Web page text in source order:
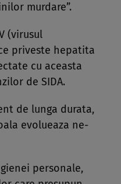
murdare”.
(virusul
priveste hepatita
cu aceasta
de SIDA.
de lunga dura­ta,
evolueaza ne­
personale,